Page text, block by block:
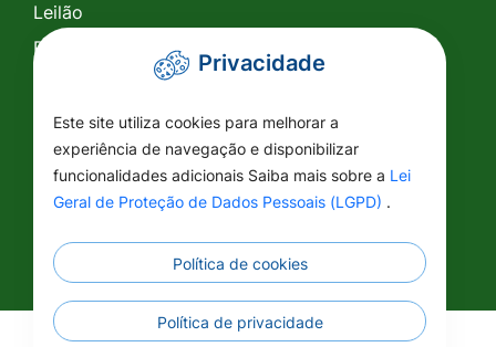
Leilão
Pregão Eletrônico
Pregão Presencial
Tomada de Preço
SIC
Conselhos
Privacidade
Este site utiliza cookies para melhorar a
experiência de navegação e disponibilizar
funcionalidades adicionais Saiba mais sobre a Lei
Geral de Proteção de Dados Pessoais (LGPD) .
Política de cookies
Política de privacidade